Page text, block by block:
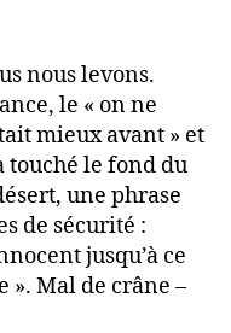
nous levons.
le « on ne
mieux avant » et
touché le fond du
une phrase
de sécurité :
jusqu’à ce
». Mal de crâne –